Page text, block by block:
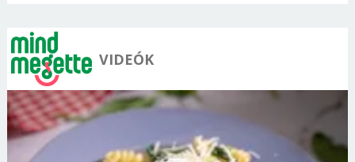
VIDEÓK